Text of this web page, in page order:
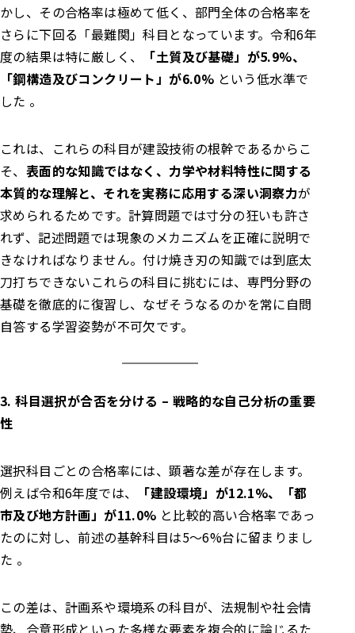
かし、その合格率は極めて低く、部門全体の合格率を
さらに下回る「最難関」科目となっています。令和6年
度の結果は特に厳しく、
「土質及び基礎」が5.9%、
「鋼構造及びコンクリート」が6.0% という低水準で
した 。
これは、これらの科目が建設技術の根幹であるからこ
そ、 表面的な知識ではなく、力学や材料特性に関する
本質的な理解と、それを実務に応用する深い洞察力が
求められるためです。計算問題では寸分の狂いも許さ
れず、記述問題では現象のメカニズムを正確に説明で
きなければなりません。付け焼き刃の知識では到底太
刀打ちできないこれらの科目に挑むには、専門分野の
基礎を徹底的に復習し、なぜそうなるのかを常に自問
自答する学習姿勢が不可欠です。
3. 科目選択が合否を分ける – 戦略的な自己分析の重要
性
選択科目ごとの合格率には、顕著な差が存在します。
例えば令和6年度では、
「建設環境」が12.1%、「都
市及び地方計画」が11.0% と比較的高い合格率であっ
たのに対し、前述の基幹科目は5〜6%台に留まりまし
た 。
この差は、計画系や環境系の科目が、法規制や社会情
勢、合意形成といった多様な要素を複合的に論じるた